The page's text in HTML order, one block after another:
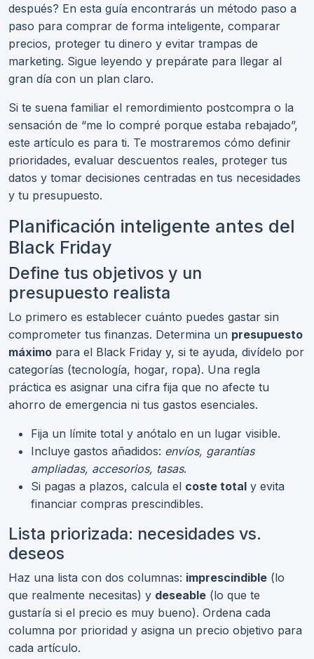
después? En esta guía encontrarás un método paso a
paso para comprar de forma inteligente, comparar
precios, proteger tu dinero y evitar trampas de
marketing. Sigue leyendo y prepárate para llegar al
gran día con un plan claro.
Si te suena familiar el remordimiento postcompra o la
sensación de “me lo compré porque estaba rebajado”,
este artículo es para ti. Te mostraremos cómo definir
prioridades, evaluar descuentos reales, proteger tus
datos y tomar decisiones centradas en tus necesidades
y tu presupuesto.
Planificación inteligente antes del
Black Friday
Define tus objetivos y un
presupuesto realista
Lo primero es establecer cuánto puedes gastar sin
comprometer tus finanzas. Determina un presupuesto
máximo para el Black Friday y, si te ayuda, divídelo por
categorías (tecnología, hogar, ropa). Una regla
práctica es asignar una cifra fija que no afecte tu
ahorro de emergencia ni tus gastos esenciales.
Fija un límite total y anótalo en un lugar visible.
Incluye gastos añadidos: envíos, garantías
ampliadas, accesorios, tasas.
Si pagas a plazos, calcula el coste total y evita
financiar compras prescindibles.
Lista priorizada: necesidades vs.
deseos
Haz una lista con dos columnas: imprescindible (lo
que realmente necesitas) y deseable (lo que te
gustaría si el precio es muy bueno). Ordena cada
columna por prioridad y asigna un precio objetivo para
cada artículo.